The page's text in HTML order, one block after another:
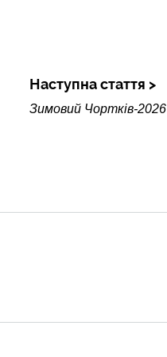
Наступна стаття
Зимовий Чортків-2026